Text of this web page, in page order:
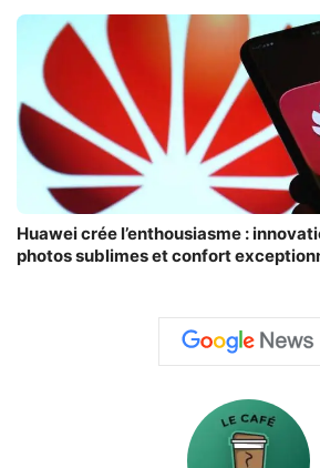
Huawei crée l’enthousiasme :
photos sublimes et confort